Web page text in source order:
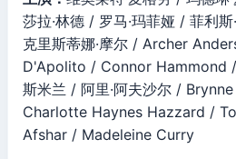
莎拉·林德 / 罗马·玛菲娅 / 菲利
克里斯蒂娜·摩尔 / Archer
D'Apolito / Connor Hammond /
斯米兰 / 阿里·阿夫沙尔 /
Charlotte Haynes Hazzard /
Afshar / Madeleine Curry